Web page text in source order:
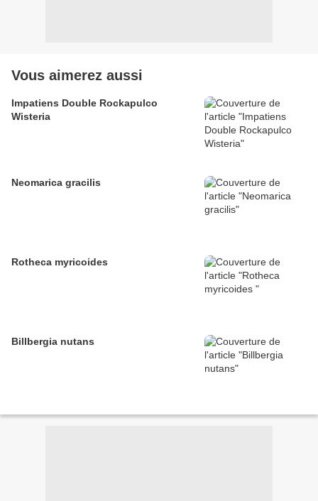
Vous aimerez aussi
Impatiens Double Rockapulco
Wisteria
Neomarica gracilis
Rotheca myricoides
Billbergia nutans